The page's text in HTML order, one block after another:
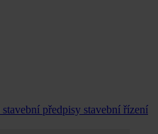
stavební předpisy stavební řízení